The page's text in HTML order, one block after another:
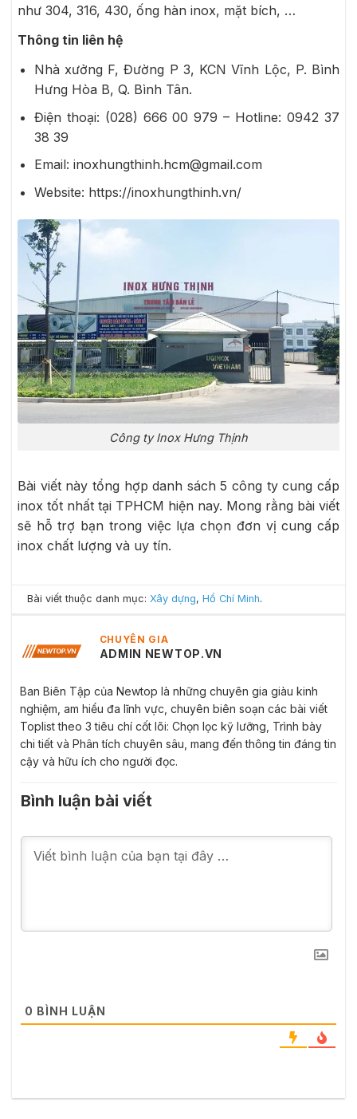
như 304, 316, 430, ống hàn inox, mặt bích, …
Thông tin liên hệ
Nhà xưởng F, Đường P 3, KCN Vĩnh Lộc, P. Bình
Hưng Hòa B, Q. Bình Tân.
Điện thoại: (028) 666 00 979 – Hotline:0942 37
38 39
Email: inoxhungthinh.hcm@gmail.com
Website: https://inoxhungthinh.vn/
Công ty Inox Hưng Thịnh
Bài viết này tổng hợp danh sách 5 công ty cung cấp
inox tốt nhất tại TPHCM hiện nay. Mong rằng bài viết
sẽ hỗ trợ bạn trong việc lựa chọn đơn vị cung cấp
inox chất lượng và uy tín.
Bài viết thuộc danh mục:Xây dựng,Hồ Chí Minh.
CHUYÊN GIA
ADMIN NEWTOP.VN
Ban Biên Tập của Newtop là những chuyên gia giàu kinh
nghiệm, am hiểu đa lĩnh vực, chuyên biên soạn các bài viết
Toplist theo 3 tiêu chí cốt lõi: Chọn lọc kỹ lưỡng, Trình bày
chi tiết và Phân tích chuyên sâu, mang đến thông tin đáng tin
cậy và hữu ích cho người đọc.
Bình luận bài viết
0 BÌNH LUẬN